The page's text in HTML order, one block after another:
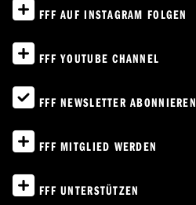
FFF AUF INSTAGRAM FOLGEN
FFF YOUTUBE CHANNEL
FFF NEWSLETTER ABONNIEREN
FFF MITGLIED WERDEN
FFF UNTERSTÜTZEN